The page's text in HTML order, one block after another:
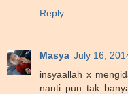
Reply
Masya July 16,
insyaallah x
nanti pun tak